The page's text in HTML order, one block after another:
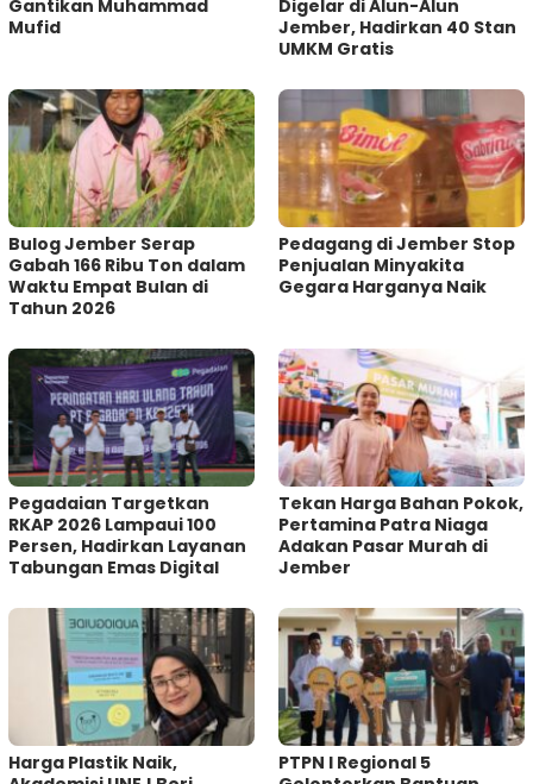
Gantikan Muhammad
Mufid
Digelar di Alun-Alun
Jember, Hadirkan 40 Stan
UMKM Gratis
Bulog Jember Serap
Gabah 166 Ribu Ton dalam
Waktu Empat Bulan di
Tahun 2026
Pedagang di Jember Stop
Penjualan Minyakita
Gegara Harganya Naik
Pegadaian Targetkan
RKAP 2026 Lampaui 100
Persen, Hadirkan Layanan
Tabungan Emas Digital
Tekan Harga Bahan Pokok,
Pertamina Patra Niaga
Adakan Pasar Murah di
Jember
Harga Plastik Naik,
PTPN I Regional 5